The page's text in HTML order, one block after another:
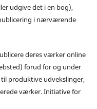
udgive det i en bog),
i nærværende
deres værker online
forud for og under
produktive udvekslinger,
værker. Initiative for